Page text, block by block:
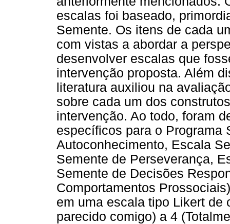
escalas foi baseado,
Semente. Os itens de cada
com vistas a abordar a
desenvolver escalas que
intervenção proposta. Além
literatura auxiliou na
sobre cada um dos
intervenção. Ao todo, foram
específicos para o Programa
Autoconhecimento, Escala
Semente de Perseverança,
Semente de Decisões
Comportamentos
em uma escala tipo Likert de
parecido comigo) a 4